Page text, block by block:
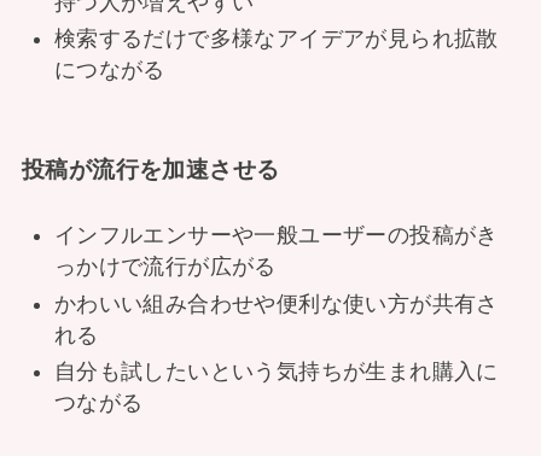
検索するだけで多様なアイデアが見られ拡散
につながる
投稿が流行を加速させる
インフルエンサーや一般ユーザーの投稿がき
っかけで流行が広がる
かわいい組み合わせや便利な使い方が共有さ
れる
自分も試したいという気持ちが生まれ購入に
つながる